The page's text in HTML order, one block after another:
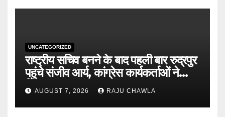
UNCATEGORIZED
राष्ट्रीय सचिव बनने के बाद पहली बार रुद्रपुर
पहुंचे संजीव आर्य, कांग्रेस कार्यकर्ताओं ने
किया भव्य स्वागत
AUGUST 7, 2026 RAJU CHAWLA